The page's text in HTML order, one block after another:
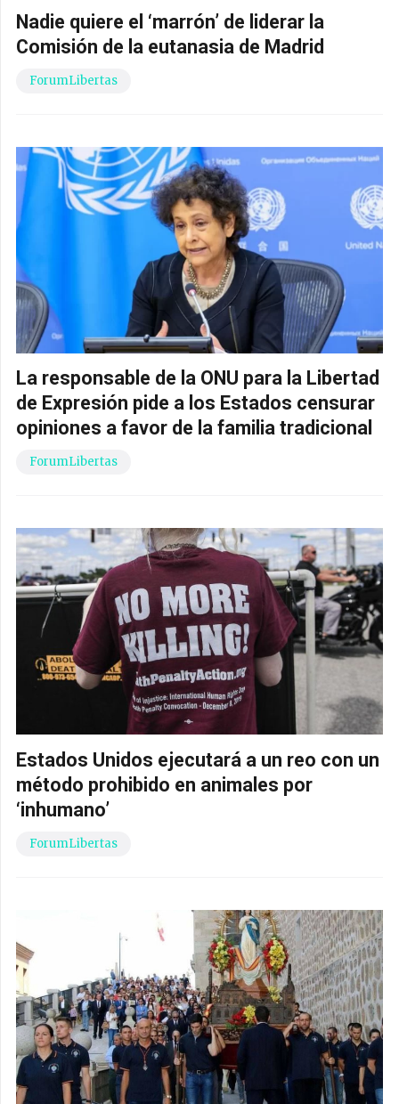
Nadie quiere el ‘marrón’ de liderar la
Comisión de la eutanasia de Madrid
ForumLibertas
La responsable de la ONU para la Libertad
de Expresión pide a los Estados censurar
opiniones a favor de la familia tradicional
ForumLibertas
Estados Unidos ejecutará a un reo con un
método prohibido en animales por
‘inhumano’
ForumLibertas